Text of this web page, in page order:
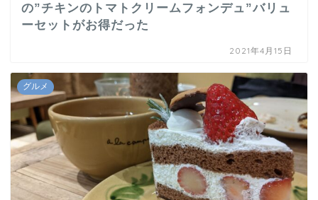
の”チキンのトマトクリームフォンデュ”バリュ
ーセットがお得だった
2021年4月15日
グルメ